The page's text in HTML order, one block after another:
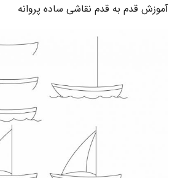
آموزش قدم به قدم نقاشی ساده پروانه